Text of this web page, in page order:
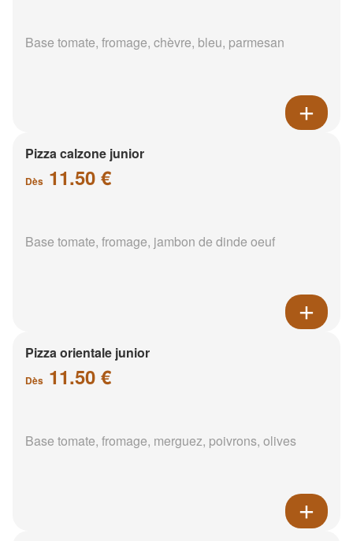
Base tomate, fromage, chèvre, bleu, parmesan
Pizza calzone junior
Dès 11.50 €
Base tomate, fromage, jambon de dinde oeuf
Pizza orientale junior
Dès 11.50 €
Base tomate, fromage, merguez, poivrons, olives